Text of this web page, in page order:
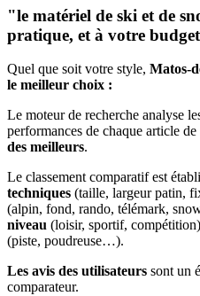
"le matériel de ski et de
pratique, et à votre
Quel que soit votre style, Matos-
le meilleur choix :
Le moteur de recherche analyse
performances de chaque article
des meilleurs.
Le classement comparatif est
techniques (taille, largeur patin,
(alpin, fond, rando, télémark,
niveau (loisir, sportif,
(piste, poudreuse…).
Les avis des utilisateurs sont un
comparateur.